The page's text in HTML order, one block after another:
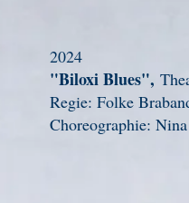
2024
"Biloxi Blues",
Regie: Folke
Choreographie: